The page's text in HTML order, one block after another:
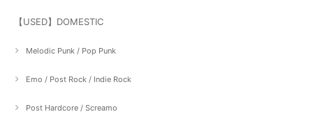
【USED】DOMESTIC
Melodic Punk / Pop Punk
Emo / Post Rock / Indie Rock
Post Hardcore / Screamo